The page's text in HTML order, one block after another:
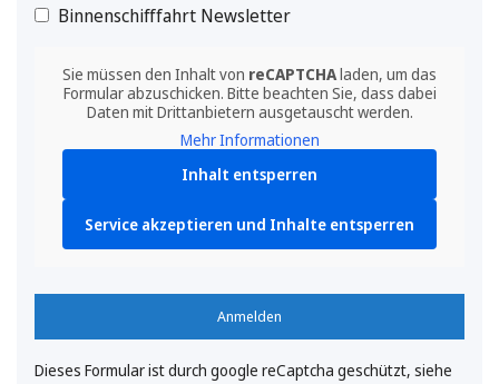
Binnenschifffahrt Newsletter
Sie müssen den Inhalt von reCAPTCHAladen, um das
Formular abzuschicken. Bitte beachten Sie, dass dabei
Daten mit Drittanbietern ausgetauscht werden.
Mehr Informationen
Inhalt entsperren
Service akzeptieren und Inhalte entsperren
Anmelden
Dieses Formular ist durch google reCaptcha geschützt, siehe